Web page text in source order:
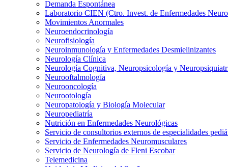
Demanda Espontánea
Laboratorio CIEN (Ctro. Invest. de Enfermedades
Movimientos Anormales
Neuroendocrinología
Neurofisiología
Neuroinmunología y Enfermedades Desmielinizantes
Neurología Clínica
Neurología Cognitiva, Neuropsicología y
Neurooftalmología
Neurooncología
Neurootología
Neuropatología y Biología Molecular
Neuropediatría
Nutrición en Enfermedades Neurológicas
Servicio de consultorios externos de especialidades
Servicio de Enfermedades Neuromusculares
Servicio de Neurología de Fleni Escobar
Telemedicina